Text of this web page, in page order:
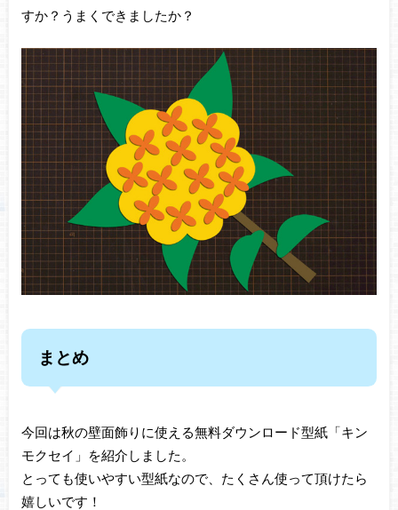
すか？うまくできましたか？
まとめ
今回は秋の壁面飾りに使える無料ダウンロード型紙「キン
モクセイ」を紹介しました。
とっても使いやすい型紙なので、たくさん使って頂けたら
嬉しいです！